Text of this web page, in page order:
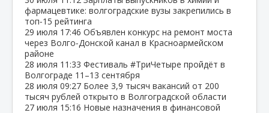
фармацевтике: волгоградские вузы закрепились в
топ‑15 рейтинга
29 июля 17:46 Объявлен конкурс на ремонт моста
через Волго‑Донской канал в Красноармейском
районе
28 июля 11:33 Фестиваль #ТриЧетыре пройдёт в
Волгограде 11–13 сентября
28 июля 09:27 Более 3,9 тысяч вакансий от 200
тысяч рублей открыто в Волгоградской области
27 июля 15:16 Новые назначения в финансовой